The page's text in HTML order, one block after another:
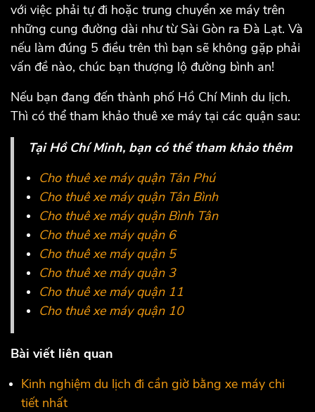
với việc phải tự đi hoặc trung chuyển xe máy trên
những cung đường dài như từ Sài Gòn ra Đà Lạt. Và
nếu làm đúng 5 điều trên thì bạn sẽ không gặp phải
vấn đề nào, chúc bạn thượng lộ đường bình an!
Nếu bạn đang đến thành phố Hồ Chí Minh du lịch.
Thì có thể tham khảo thuê xe máy tại các quận sau:
Tại Hồ Chí Minh, bạn có thể tham khảo thêm
Cho thuê xe máy quận Tân Phú
Cho thuê xe máy quận Tân Bình
Cho thuê xe máy quận Bình Tân
Cho thuê xe máy quận 6
Cho thuê xe máy quận 5
Cho thuê xe máy quận 3
Cho thuê xe máy quận 11
Cho thuê xe máy quận 10
Bài viết liên quan
Kinh nghiệm du lịch đi cần giờ bằng xe máy chi
tiết nhất